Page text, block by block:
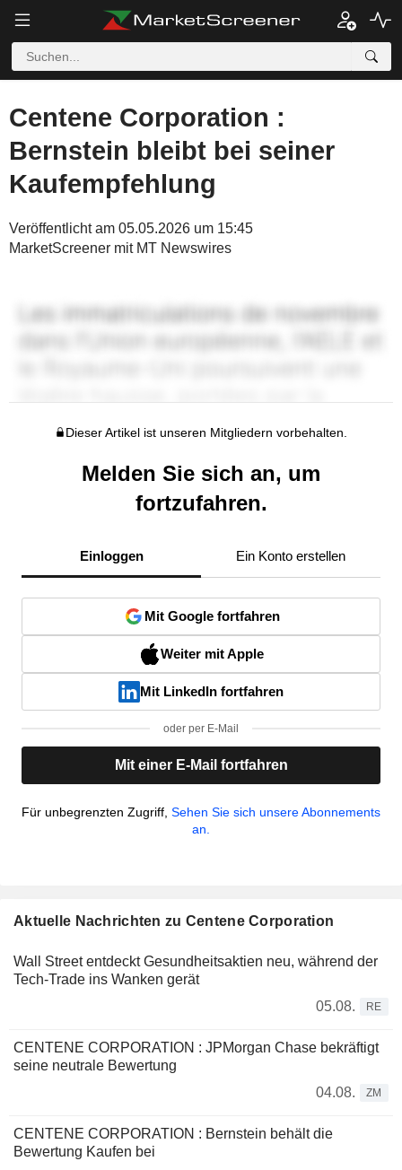
Centene Corporation :
Bernstein bleibt bei seiner
Kaufempfehlung
Veröffentlicht am 05.05.2026 um 15:45
MarketScreener mit MT Newswires
Dieser Artikel ist unseren Mitgliedern vorbehalten.
Melden Sie sich an, um
fortzufahren.
Einloggen Ein Konto erstellen
Mit Google fortfahren
Weiter mit Apple
Mit LinkedIn fortfahren
oder per E-Mail
Mit einer E-Mail fortfahren
Für unbegrenzten Zugriff, Sehen Sie sich unsere Abonnements
an.
Aktuelle Nachrichten zu Centene Corporation
Wall Street entdeckt Gesundheitsaktien neu, während der
Tech-Trade ins Wanken gerät
05.08.
RE
CENTENE CORPORATION : JPMorgan Chase bekräftigt
seine neutrale Bewertung
04.08.
ZM
CENTENE CORPORATION : Bernstein behält die
Bewertung Kaufen bei